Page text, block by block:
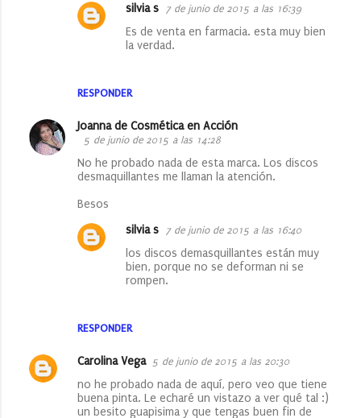
RESPONDER
silvia s 7 de junio de 2015 a las 16:39
Es de venta en farmacia. esta muy bien
la verdad.
Joanna de Cosmética en Acción
5 de junio de 2015 a las 14:28
No he probado nada de esta marca. Los discos
desmaquillantes me llaman la atención.
Besos
RESPONDER
silvia s 7 de junio de 2015 a las 16:40
los discos demasquillantes están muy
bien, porque no se deforman ni se
rompen.
Carolina Vega 5 de junio de 2015 a las 20:30
no he probado nada de aquí, pero veo que tiene
buena pinta. Le echaré un vistazo a ver qué tal :)
un besito guapisima y que tengas buen fin de